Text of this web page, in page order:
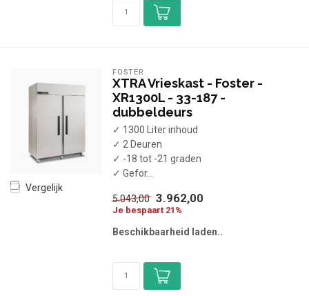
Vergelijk
FOSTER
XTRA Vrieskast - Foster -
XR1300L - 33-187 -
dubbeldeurs
✓ 1300 Liter inhoud
✓ 2 Deuren
✓ -18 tot -21 graden
✓ Gefor...
5.043,00 3.962,00
Je bespaart 21%
Beschikbaarheid laden..